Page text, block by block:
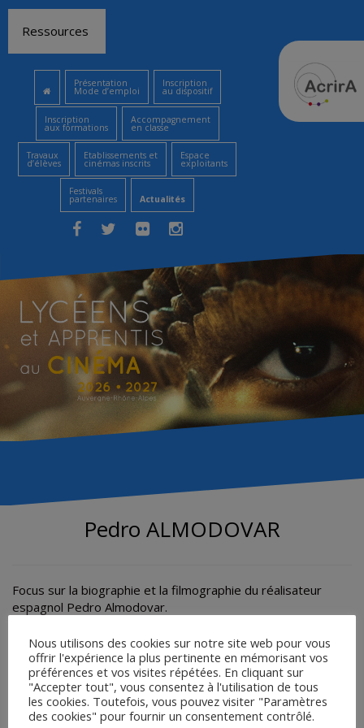
contenu
Ressources
Présentation
Mode d’emploi
Inscription
au dispositif
Inscription
aux formations
Accompagnement
en classe
Travaux
d’élèves
Etablissements et
cinémas inscrits
Espace
exploitants
Festivals
partenaires Actualités
Pedro ALMODOVAR
Focus sur la biographie et la filmographie du réalisateur
espagnol Pedro Almodovar.
BIOGRAPHIE ET FILMOGRAPHIE DE PEDRO
ALMODOVAR
Nous utilisons des cookies sur notre site web pour vous
offrir l'expérience la plus pertinente en mémorisant vos
préférences et vos visites répétées. En cliquant sur
"Accepter tout", vous consentez à l'utilisation de tous
les cookies. Toutefois, vous pouvez visiter "Paramètres
des cookies" pour fournir un consentement contrôlé.